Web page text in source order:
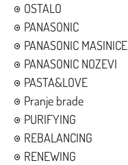
OSTALO
PANASONIC
PANASONIC MASINICE
PANASONIC NOZEVI
PASTA&LOVE
Pranje brade
PURIFYING
REBALANCING
RENEWING